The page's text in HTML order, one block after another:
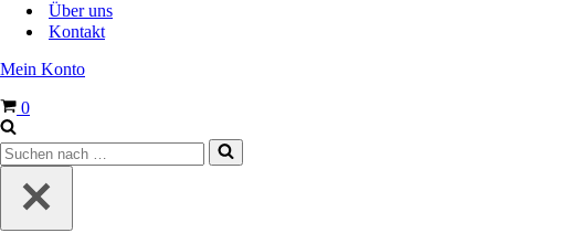
Über uns
Kontakt
Mein Konto
Warenkorb
0
Suchen
nach …